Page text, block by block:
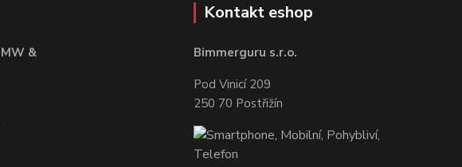
&
Kontakt eshop
Bimmerguru s.r.o.
Pod Vinicí 209
250 70 Postřižín